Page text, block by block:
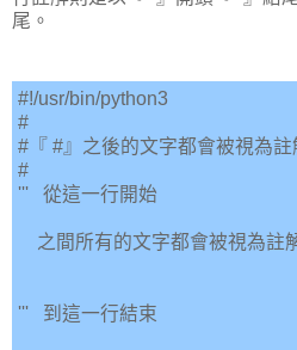
尾。
#!/usr/bin/python3
#
#『 #』之後的文字都會被視為註
#
''' 從這一行開始
之間所有的文字都
''' 到這一行結束